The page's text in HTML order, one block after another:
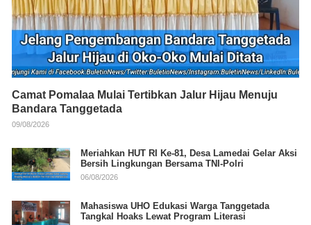
Camat Pomalaa Mulai Tertibkan Jalur Hijau Menuju
Bandara Tanggetada
09/08/2026
Meriahkan HUT RI Ke-81, Desa Lamedai Gelar Aksi
Bersih Lingkungan Bersama TNI-Polri
06/08/2026
Mahasiswa UHO Edukasi Warga Tanggetada
Tangkal Hoaks Lewat Program Literasi